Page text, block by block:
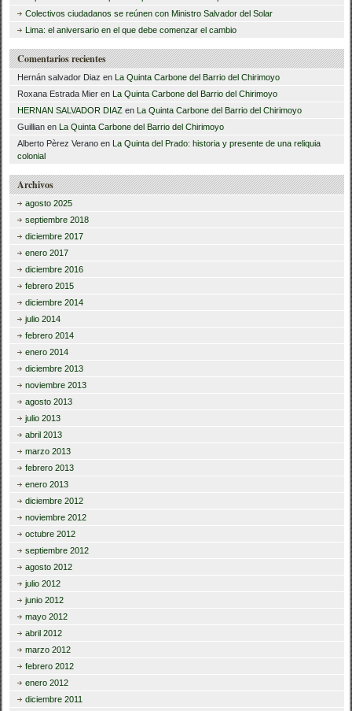
: Colectivos ciudadanos se reúnen con Ministro Salvador del Solar
Lima: el aniversario en el que debe comenzar el cambio
Comentarios recientes
Hernán salvador Diaz en La Quinta Carbone del Barrio del Chirimoyo
Roxana Estrada Mier en La Quinta Carbone del Barrio del Chirimoyo
HERNAN SALVADOR DIAZ en La Quinta Carbone del Barrio del Chirimoyo
Guillian en La Quinta Carbone del Barrio del Chirimoyo
Alberto Pèrez Verano en La Quinta del Prado: historia y presente de una reliquia
colonial
Archivos
agosto 2025
septiembre 2018
diciembre 2017
enero 2017
diciembre 2016
febrero 2015
diciembre 2014
julio 2014
febrero 2014
enero 2014
diciembre 2013
noviembre 2013
agosto 2013
julio 2013
abril 2013
marzo 2013
febrero 2013
enero 2013
diciembre 2012
noviembre 2012
octubre 2012
septiembre 2012
agosto 2012
julio 2012
junio 2012
mayo 2012
abril 2012
marzo 2012
febrero 2012
enero 2012
diciembre 2011